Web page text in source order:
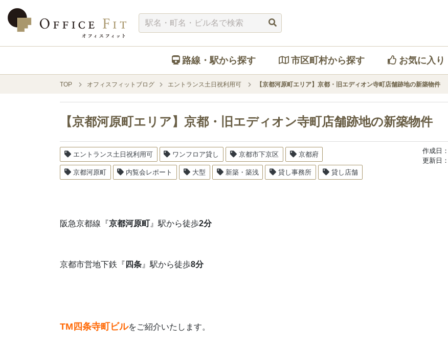
路線・駅から探す 市区町村から探す お気に入り
TOP オフィスフィットブログ エントランス土日祝利用可 【京都河原町エリア】京都・旧エディオン寺町店舗跡地の新築物件
【京都河原町エリア】京都・旧エディオン寺町店舗跡地の新築物件
エントランス土日祝利用可 ワンフロア貸し 京都市下京区 京都府
京都河原町 内覧会レポート 大型 新築・築浅 貸し事務所 貸し店舗
作成日：
更新日：
阪急京都線『京都河原町 』駅から徒歩2分
京都市営地下鉄『 四条 』駅から徒歩8分
TM四条寺町ビルをご紹介いたします。